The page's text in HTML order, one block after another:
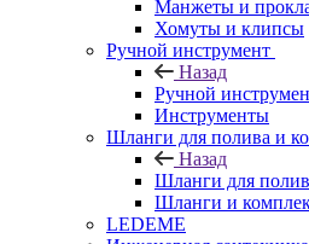
Манжеты и
Хомуты и клипсы
Ручной инструмент
Назад
Ручной
Инструменты
Шланги для полива и
Назад
Шланги для
Шланги и
LEDEME